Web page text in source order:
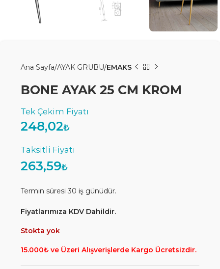
Ana Sayfa AYAK GRUBU EMAKS
BONE AYAK 25 CM KROM
248,02₺
263,59₺
Termin süresi 30 iş günüdür.
Fiyatlarımıza KDV Dahildir.
Stokta yok
15.000₺ ve Üzeri Alışverişlerde Kargo Ücretsizdir.